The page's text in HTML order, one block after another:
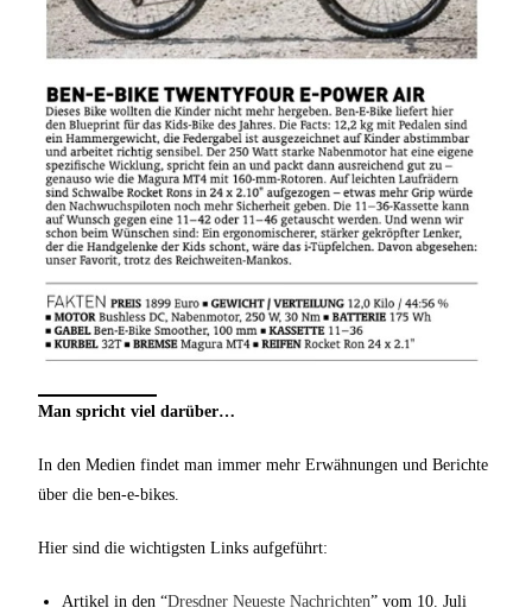
Man spricht viel darüber…
In den Medien findet man immer mehr Erwähnungen und Berichte
über die ben-e-bikes.
Hier sind die wichtigsten Links aufgeführt:
Artikel in den “Dresdner Neueste Nachrichten” vom 10. Juli